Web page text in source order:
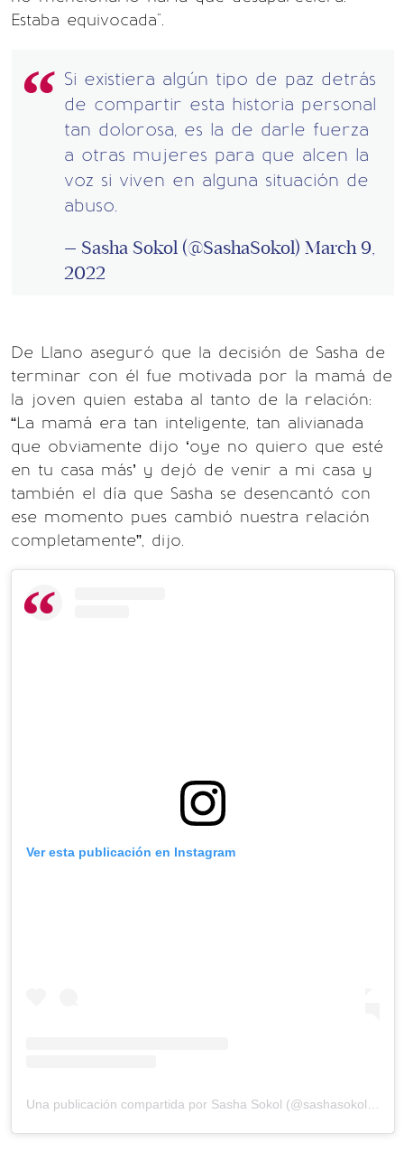
Estaba equivocada".
Si existiera algún tipo de paz detrás
de compartir esta historia personal
tan dolorosa, es la de darle fuerza
a otras mujeres para que alcen la
voz si viven en alguna situación de
abuso.
— Sasha Sokol (@SashaSokol) March 9,
2022
De Llano aseguró que la decisión de Sasha de
terminar con él fue motivada por la mamá de
la joven quien estaba al tanto de la relación:
“La mamá era tan inteligente, tan alivianada
que obviamente dijo ‘oye no quiero que esté
en tu casa más’ y dejó de venir a mi casa y
también el día que Sasha se desencantó con
ese momento pues cambió nuestra relación
completamente”, dijo.
Ver esta publicación en Instagram